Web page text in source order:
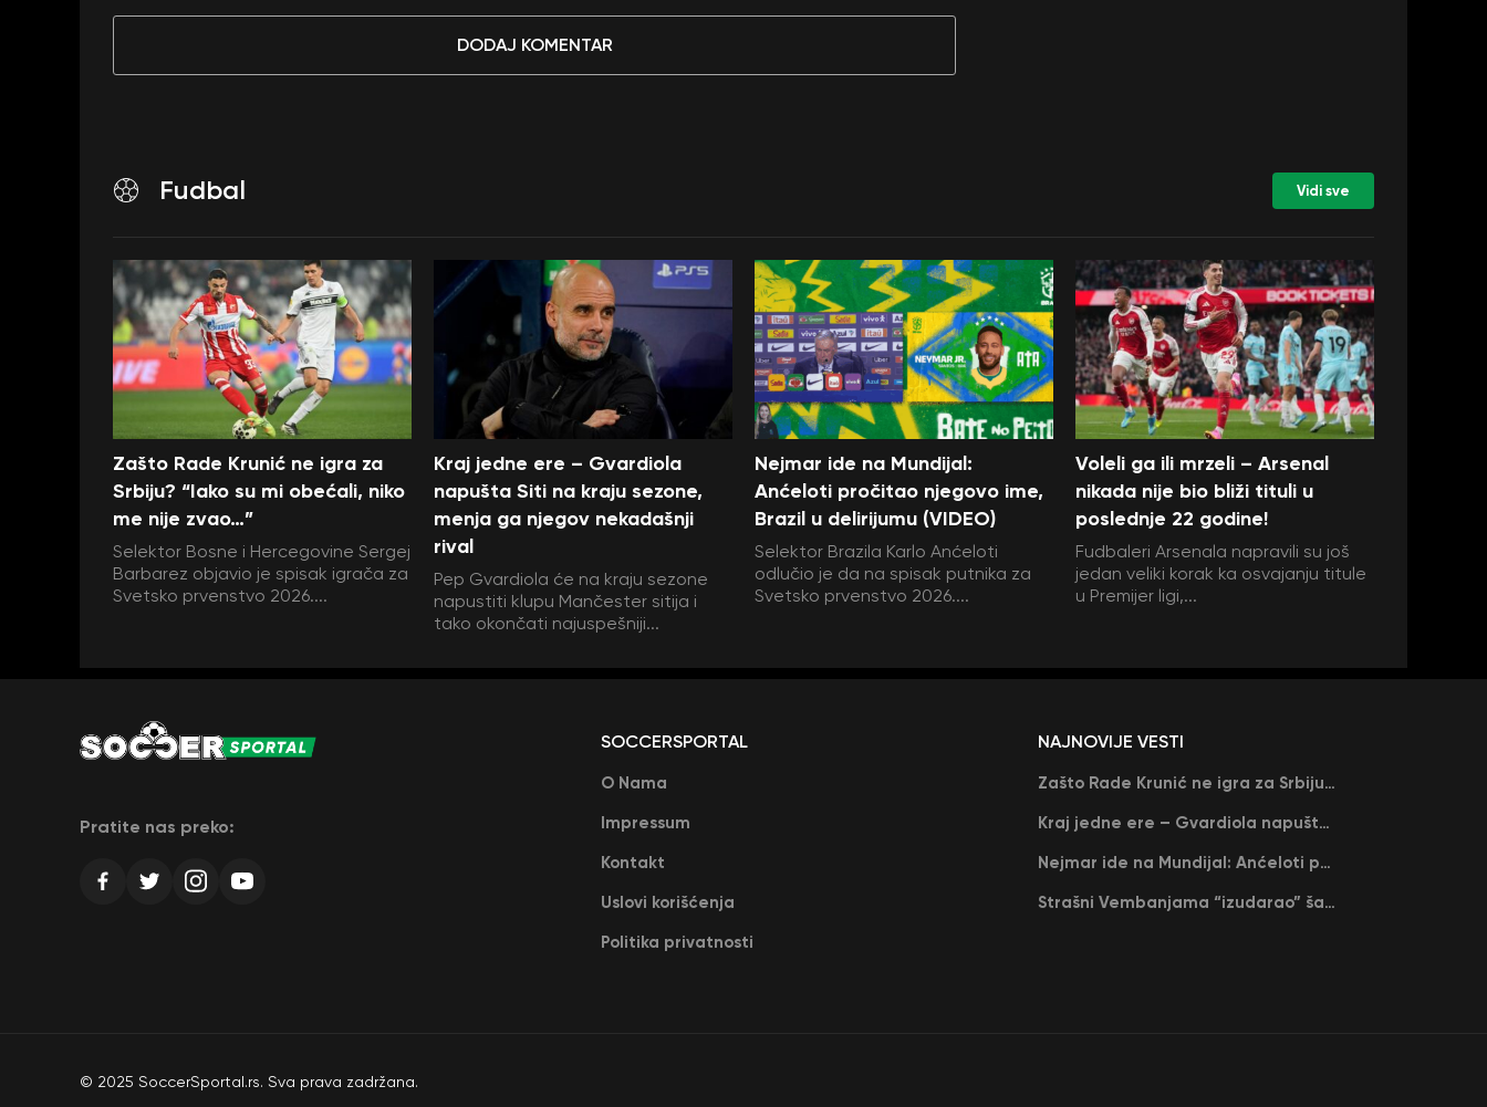
DODAJ KOMENTAR
Fudbal Vidi sve
Zašto Rade Krunić ne igra za
Srbiju? “Iako su mi obećali, niko
me nije zvao…”
Selektor Bosne i Hercegovine Sergej
Barbarez objavio je spisak igrača za
Svetsko prvenstvo 2026....
Kraj jedne ere – Gvardiola
napušta Siti na kraju sezone,
menja ga njegov nekadašnji
rival
Pep Gvardiola će na kraju sezone
napustiti klupu Mančester sitija i
tako okončati najuspešniji...
Nejmar ide na Mundijal:
Anćeloti pročitao njegovo ime,
Brazil u delirijumu (VIDEO)
Selektor Brazila Karlo Anćeloti
odlučio je da na spisak putnika za
Svetsko prvenstvo 2026....
Voleli ga ili mrzeli – Arsenal
nikada nije bio bliži tituli u
poslednje 22 godine!
Fudbaleri Arsenala napravili su još
jedan veliki korak ka osvajanju titule
u Premijer ligi,...
Pratite nas preko:
SOCCERSPORTAL
O Nama
Impressum
Kontakt
Uslovi korišćenja
Politika privatnosti
NAJNOVIJE VESTI
Zašto Rade Krunić ne igra za Srbiju? “Iako su mi obećali, niko me nije zvao…”
Kraj jedne ere – Gvardiola napušta Siti na kraju sezone, menja ga njegov nekadašnji rival
Nejmar ide na Mundijal: Anćeloti pročitao njegovo ime, Brazil u delirijumu (VIDEO)
Strašni Vembanjama “izudarao” šampiona za brejk: San Antonio poveo protiv Oklahome
© 2025 SoccerSportal.rs. Sva prava zadržana.